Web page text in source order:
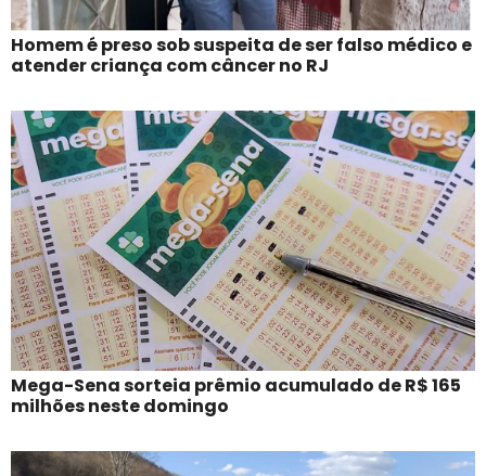
Homem é preso sob suspeita de ser falso médico e
atender criança com câncer no RJ
Mega-Sena sorteia prêmio acumulado de R$ 165
milhões neste domingo